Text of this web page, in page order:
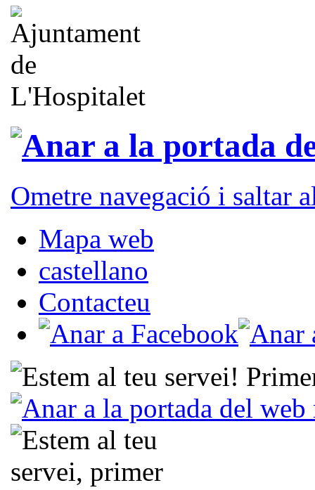
Ometre navegació i saltar
Mapa web
castellano
Contacteu